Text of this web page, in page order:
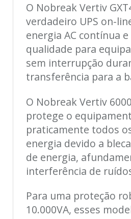
O Nobreak Vertiv
verdadeiro UPS on-
energia AC contínua
qualidade para
sem interrupção
transferência para a
O Nobreak Vertiv
protege o
praticamente todos
energia devido a
de energia,
interferência de
Para uma proteção
10.000VA, esses